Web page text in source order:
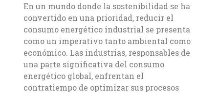
En un mundo donde la sostenibilidad se ha
convertido en una prioridad, reducir el
consumo energético industrial se presenta
como un imperativo tanto ambiental como
económico. Las industrias, responsables de
una parte significativa del consumo
energético global, enfrentan el
contratiempo de optimizar sus procesos